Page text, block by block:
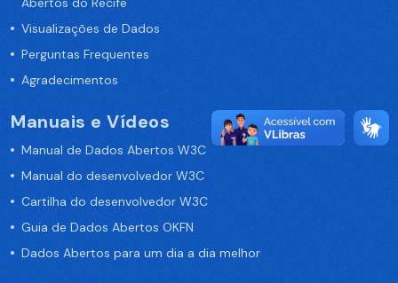
Visualizações de Dados
Perguntas Frequentes
Agradecimentos
Manuais e Vídeos
Manual de Dados Abertos W3C
Manual do desenvolvedor W3C
Cartilha do desenvolvedor W3C
Guia de Dados Abertos OKFN
Dados Abertos para um dia a dia melhor